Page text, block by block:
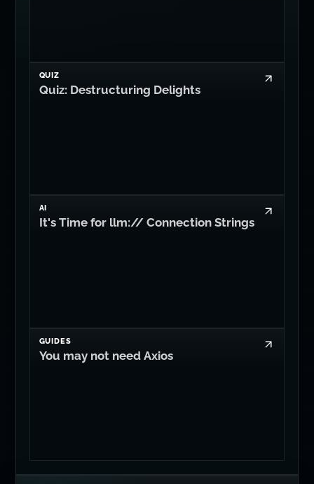
QUIZ
Quiz: Destructuring Delights
AI
It's Time for llm:// Connection Strings
GUIDES
You may not need Axios